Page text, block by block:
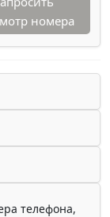
номера
телефона,